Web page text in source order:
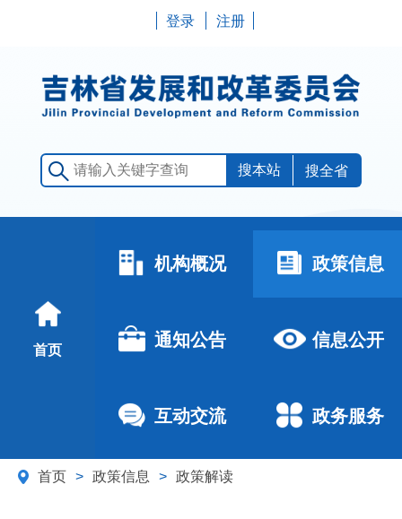
登录 注册
搜全省
首页
机构概况 政策信息
通知公告 信息公开
互动交流 政务服务
首页 > 政策信息 > 政策解读